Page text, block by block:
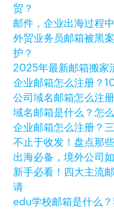
贸？
邮件，企业出海过程
外贸业务员邮箱被黑
护？
2025年最新邮箱搬家
企业邮箱怎么注册？
公司域名邮箱怎么注
域名邮箱是什么？怎
企业邮箱怎么注册？
不止于收发！盘点那
出海必备，境外公司
新手必看！四大主流
请
edu学校邮箱是什么